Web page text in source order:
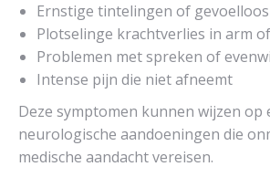
Ernstige tintelingen of
Plotselinge krachtverlies in arm
Problemen met spreken of
Intense pijn die niet afneemt
Deze symptomen kunnen wijzen op
neurologische aandoeningen die
medische aandacht vereisen.